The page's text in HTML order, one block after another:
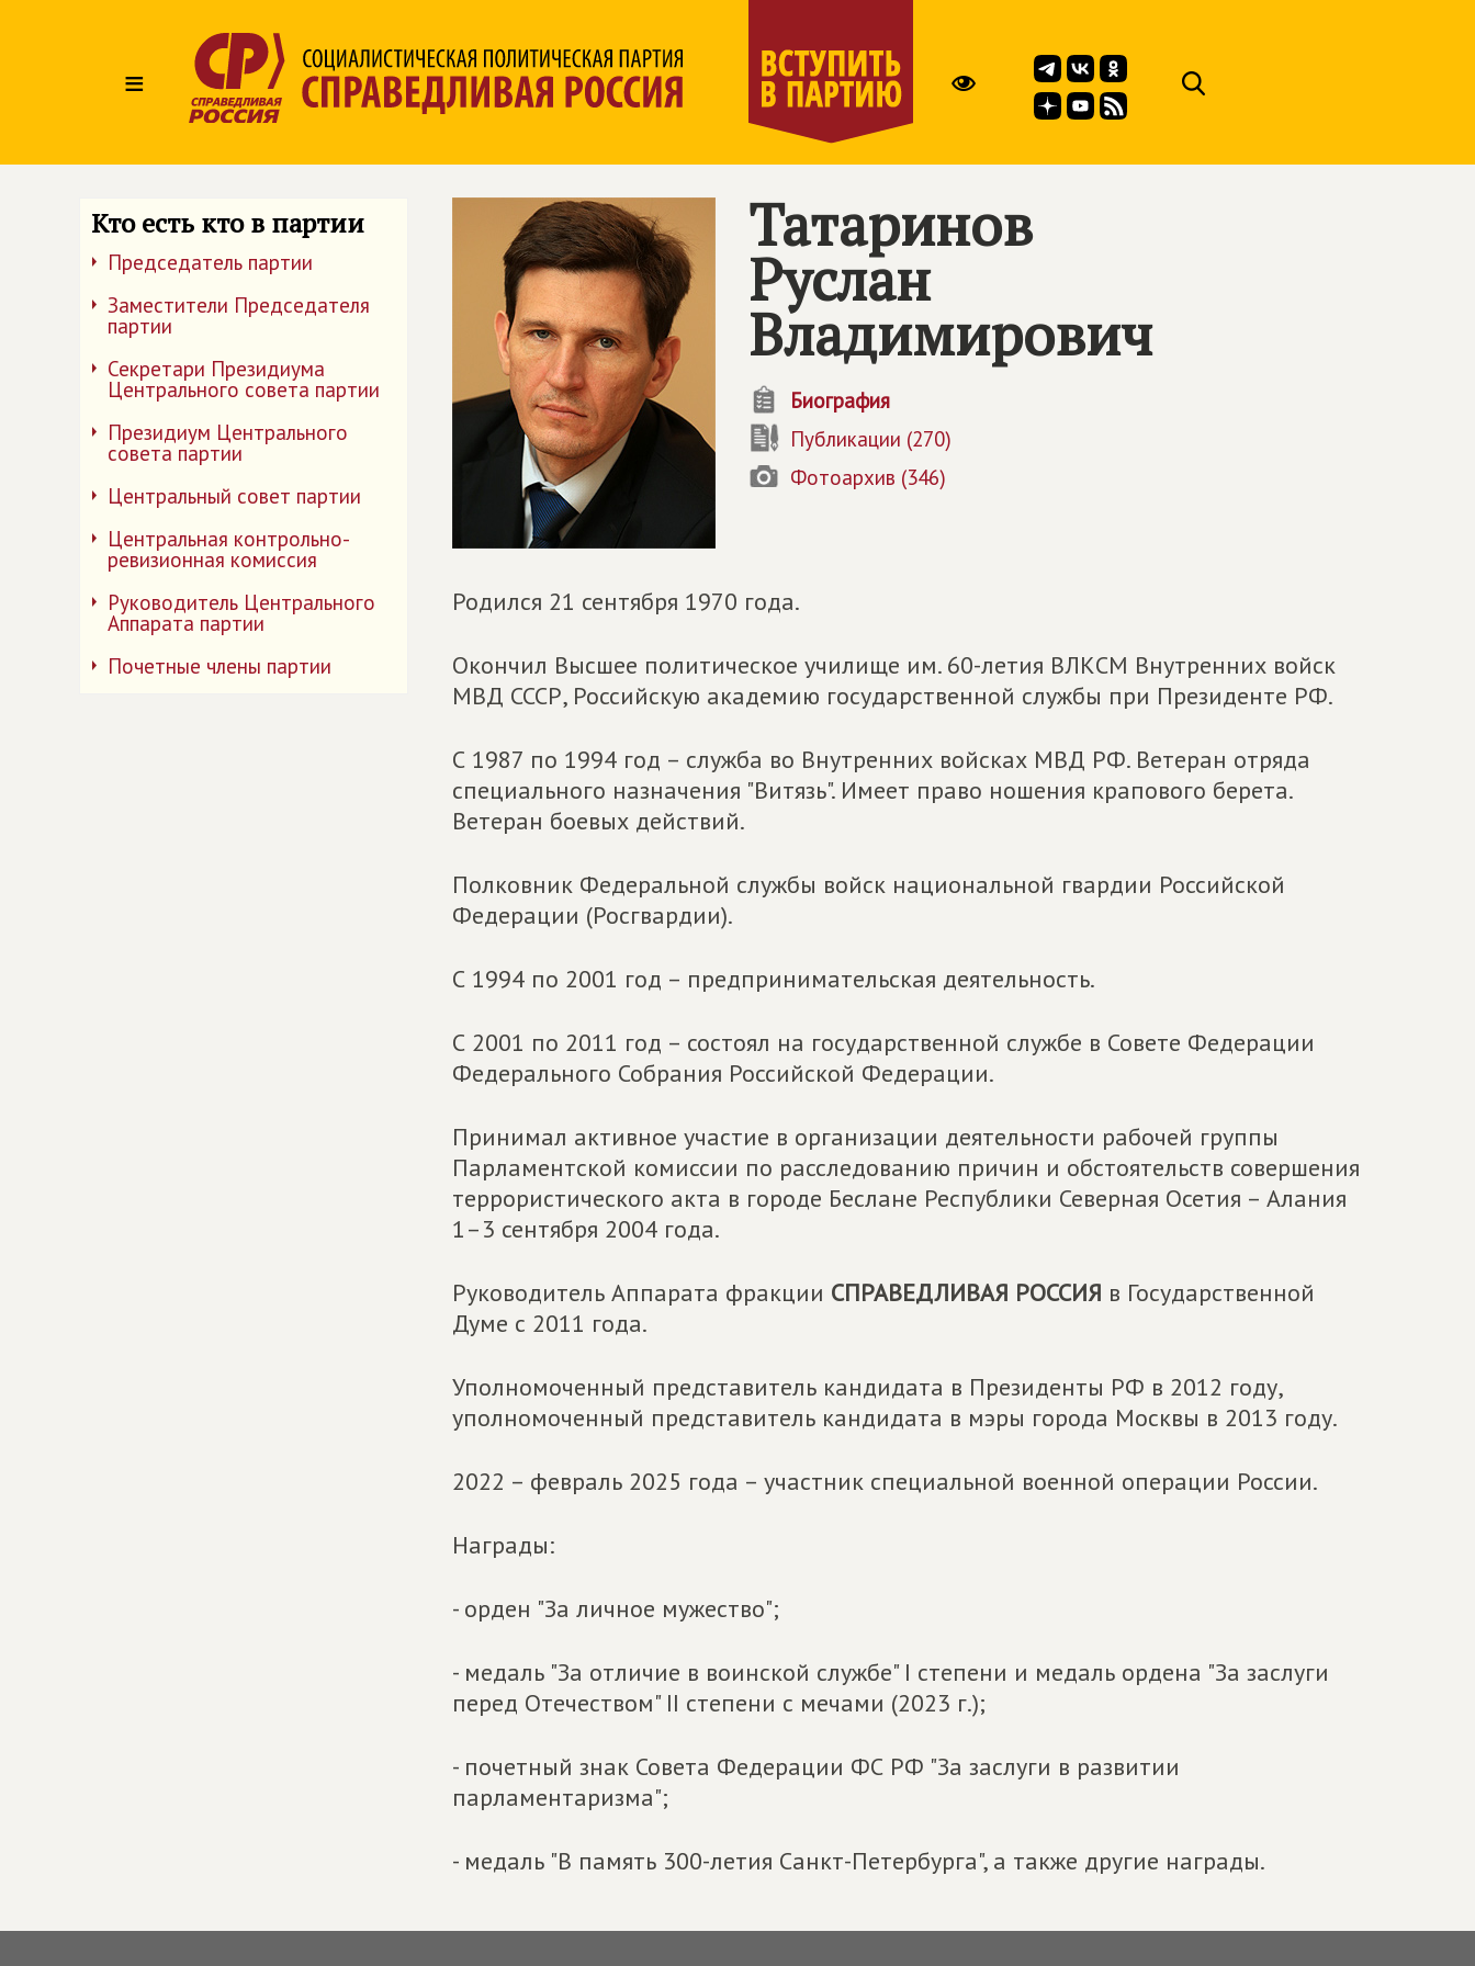
≡
Кто есть кто в партии
Председатель партии
Заместители Председателя
партии
Секретари Президиума
Центрального совета партии
Президиум Центрального
совета партии
Центральный совет партии
Центральная контрольно-
ревизионная комиссия
Руководитель Центрального
Аппарата партии
Почетные члены партии
Татаринов
Руслан
Владимирович
Биография
Публикации (270)
Фотоархив (346)
Родился 21 сентября 1970 года.
Окончил Высшее политическое училище им. 60-летия ВЛКСМ Внутренних войск
МВД СССР, Российскую академию государственной службы при Президенте РФ.
С 1987 по 1994 год – служба во Внутренних войсках МВД РФ. Ветеран отряда
специального назначения "Витязь". Имеет право ношения крапового берета.
Ветеран боевых действий.
Полковник Федеральной службы войск национальной гвардии Российской
Федерации (Росгвардии).
С 1994 по 2001 год – предпринимательская деятельность.
С 2001 по 2011 год – состоял на государственной службе в Совете Федерации
Федерального Собрания Российской Федерации.
Принимал активное участие в организации деятельности рабочей группы
Парламентской комиссии по расследованию причин и обстоятельств совершения
террористического акта в городе Беслане Республики Северная Осетия – Алания
1–3 сентября 2004 года.
Руководитель Аппарата фракции СПРАВЕДЛИВАЯ РОССИЯ в Государственной
Думе с 2011 года.
Уполномоченный представитель кандидата в Президенты РФ в 2012 году,
уполномоченный представитель кандидата в мэры города Москвы в 2013 году.
2022 – февраль 2025 года – участник специальной военной операции России.
Награды:
- орден "За личное мужество";
- медаль "За отличие в воинской службе" I степени и медаль ордена "За заслуги
перед Отечеством" II степени с мечами (2023 г.);
- почетный знак Совета Федерации ФС РФ "За заслуги в развитии
парламентаризма";
- медаль "В память 300-летия Санкт-Петербурга", а также другие награды.